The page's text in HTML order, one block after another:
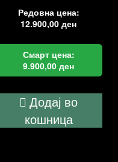
Редовна цена:
12.900,00ден
Смарт цена:
9.900,00ден
Додај во
кошница